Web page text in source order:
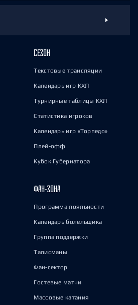
СЕЗОН
Текстовые трансляции
Календарь игр КХЛ
Турнирные таблицы КХЛ
Статистика игроков
Календарь игр «Торпедо»
Плей-офф
Кубок Губернатора
ФАН-ЗОНА
Программа лояльности
Календарь болельщика
Группа поддержки
Талисманы
Фан-сектор
Гостевые матчи
Массовые катания